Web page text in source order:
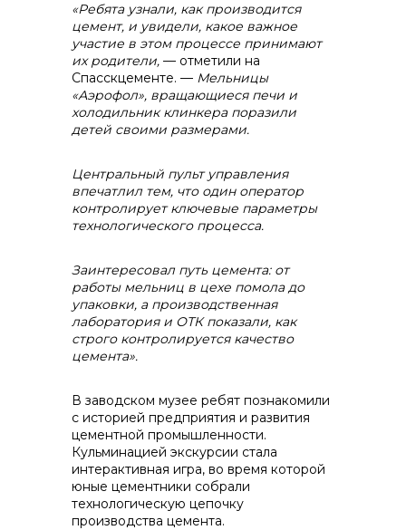
контакты отдела закупок
Контакты
+7 (423) 234 50 50
info@vostokcement.ru
«Ребята узнали, как производится
цемент, и увидели, какое важное
участие в этом процессе принимают
их родители, — отметили на
Спасскцементе. — Мельницы
«Аэрофол», вращающиеся печи и
холодильник клинкера поразили
детей своими размерами.
Центральный пульт управления
впечатлил тем, что один оператор
контролирует ключевые параметры
технологического процесса.
Заинтересовал путь цемента: от
работы мельниц в цехе помола до
упаковки, а производственная
лаборатория и ОТК показали, как
строго контролируется качество
цемента».
В заводском музее ребят познакомили
с историей предприятия и развития
цементной промышленности.
Кульминацией экскурсии стала
интерактивная игра, во время которой
юные цементники собрали
технологическую цепочку
производства цемента.